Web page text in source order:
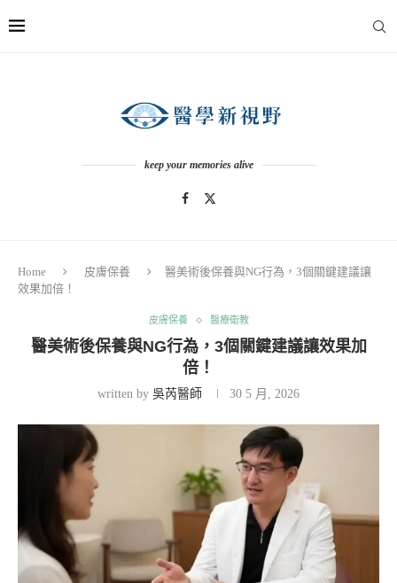
keep your memories alive
Home 皮膚保養
醫美術後保養與NG行為，3個關鍵建議讓
效果加倍！
皮膚保養 醫療衛教
醫美術後保養與NG行為，3個關鍵建議讓效果加
倍！
written by 吳芮醫師 30 5 月, 2026